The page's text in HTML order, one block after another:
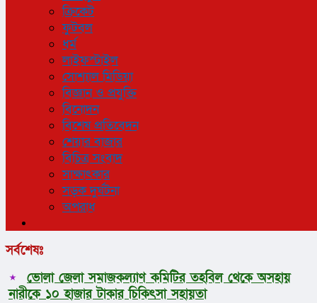
ক্রিকেট
ফুটবল
ধর্ম
লাইফস্টাইল
সোশ্যাল মিডিয়া
বিজ্ঞান ও প্রযুক্তি
বিনোদন
বিশেষ প্রতিবেদন
শেয়ার বাজার
বিচিত্র সংবাদ
সাক্ষাৎকার
সড়ক দুর্ঘটনা
অপরাধ
সর্বশেষঃ
ভোলা জেলা সমাজকল্যাণ কমিটির তহবিল থেকে অসহায়
নারীকে ১০ হাজার টাকার চিকিৎসা সহায়তা